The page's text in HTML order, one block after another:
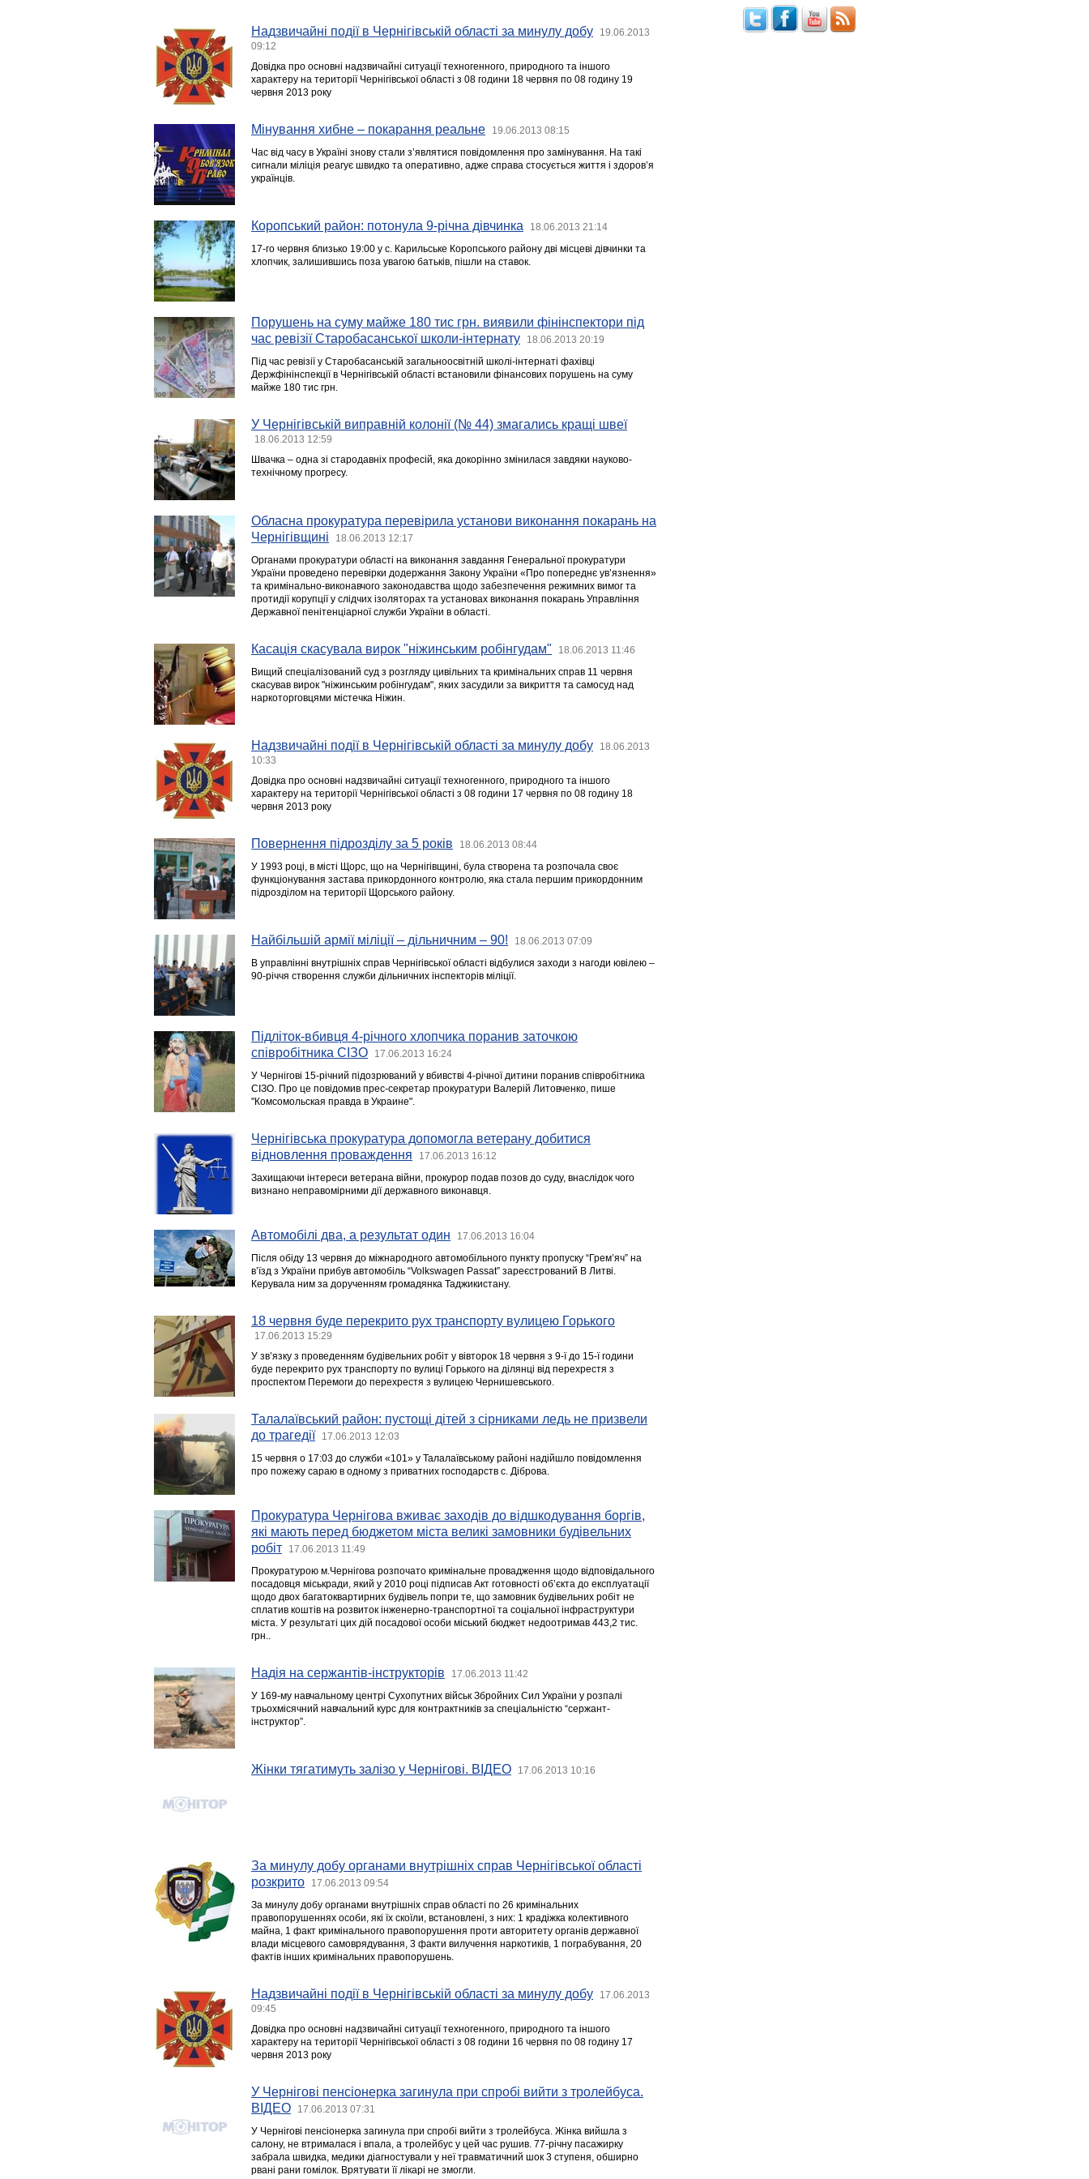
Надзвичайні події в Чернігівській області за минулу добу
19.06.2013
09:12
Довідка про основні надзвичайні ситуації техногенного, природного та іншого
характеру на території Чернігівської області з 08 години 18 червня по 08 годину 19
червня 2013 року
Мінування хибне – покарання реальне 19.06.2013 08:15
Час від часу в Україні знову стали з’являтися повідомлення про замінування. На такі
сигнали міліція реагує швидко та оперативно, адже справа стосується життя і здоров’я
українців.
Коропський район: потонула 9-річна дівчинка 18.06.2013 21:14
17-го червня близько 19:00 у с. Карильське Коропського району дві місцеві дівчинки та
хлопчик, залишившись поза увагою батьків, пішли на ставок.
Порушень на суму майже 180 тис грн. виявили фінінспектори під
час ревізії Старобасанської школи-інтернату
18.06.2013 20:19
Під час ревізії у Старобасанській загальноосвітній школі-інтернаті фахівці
Держфінінспекції в Чернігівській області встановили фінансових порушень на суму
майже 180 тис грн.
У Чернігівській виправній колонії (№ 44) змагались кращі швеї
18.06.2013 12:59
Швачка – одна зі стародавніх професій, яка докорінно змінилася завдяки науково-
технічному прогресу.
Обласна прокуратура перевірила установи виконання покарань на
Чернігівщині
18.06.2013 12:17
Органами прокуратури області на виконання завдання Генеральної прокуратури
України проведено перевірки додержання Закону України «Про попереднє ув’язнення»
та кримінально-виконавчого законодавства щодо забезпечення режимних вимог та
протидії корупції у слідчих ізоляторах та установах виконання покарань Управління
Державної пенітенціарної служби України в області.
Касація скасувала вирок "ніжинським робінгудам" 18.06.2013 11:46
Вищий спеціалізований суд з розгляду цивільних та кримінальних справ 11 червня
скасував вирок "ніжинським робінгудам", яких засудили за викриття та самосуд над
наркоторговцями містечка Ніжин.
Надзвичайні події в Чернігівській області за минулу добу
18.06.2013
10:33
Довідка про основні надзвичайні ситуації техногенного, природного та іншого
характеру на території Чернігівської області з 08 години 17 червня по 08 годину 18
червня 2013 року
Повернення підрозділу за 5 років 18.06.2013 08:44
У 1993 році, в місті Щорс, що на Чернігівщині, була створена та розпочала своє
функціонування застава прикордонного контролю, яка стала першим прикордонним
підрозділом на території Щорського району.
Найбільшій армії міліції – дільничним – 90! 18.06.2013 07:09
В управлінні внутрішніх справ Чернігівської області відбулися заходи з нагоди ювілею –
90-річчя створення служби дільничних інспекторів міліції.
Підліток-вбивця 4-річного хлопчика поранив заточкою
співробітника СІЗО
17.06.2013 16:24
У Чернігові 15-річний підозрюваний у вбивстві 4-річної дитини поранив співробітника
СІЗО. Про це повідомив прес-секретар прокуратури Валерій Литовченко, пише
"Комсомольская правда в Украине".
Чернігівська прокуратура допомогла ветерану добитися
відновлення проваждення
17.06.2013 16:12
Захищаючи інтереси ветерана війни, прокурор подав позов до суду, внаслідок чого
визнано неправомірними дії державного виконавця.
Автомобілі два, а результат один 17.06.2013 16:04
Після обіду 13 червня до міжнародного автомобільного пункту пропуску “Грем’яч” на
в’їзд з України прибув автомобіль “Volkswagen Passat” зареєстрований В Литві.
Керувала ним за дорученням громадянка Таджикистану.
18 червня буде перекрито рух транспорту вулицею Горького
17.06.2013 15:29
У зв’язку з проведенням будівельних робіт у вівторок 18 червня з 9-ї до 15-ї години
буде перекрито рух транспорту по вулиці Горького на ділянці від перехрестя з
проспектом Перемоги до перехрестя з вулицею Чернишевського.
Талалаївський район: пустощі дітей з сірниками ледь не призвели
до трагедії
17.06.2013 12:03
15 червня о 17:03 до служби «101» у Талалаївському районі надійшло повідомлення
про пожежу сараю в одному з приватних господарств с. Діброва.
Прокуратура Чернігова вживає заходів до відшкодування боргів,
які мають перед бюджетом міста великі замовники будівельних
робіт
17.06.2013 11:49
Прокуратурою м.Чернігова розпочато кримінальне провадження щодо відповідального
посадовця міськради, який у 2010 році підписав Акт готовності об’єкта до експлуатації
щодо двох багатоквартирних будівель попри те, що замовник будівельних робіт не
сплатив коштів на розвиток інженерно-транспортної та соціальної інфраструктури
міста. У результаті цих дій посадової особи міський бюджет недоотримав 443,2 тис.
грн..
Надія на сержантів-інструкторів 17.06.2013 11:42
У 169-му навчальному центрі Сухопутних військ Збройних Сил України у розпалі
трьохмісячний навчальний курс для контрактників за спеціальністю “сержант-
інструктор”.
Жінки тягатимуть залізо у Чернігові. ВІДЕО 17.06.2013 10:16
За минулу добу органами внутрішніх справ Чернігівської області
розкрито
17.06.2013 09:54
За минулу добу органами внутрішніх справ області по 26 кримінальних
правопорушеннях особи, які їх скоїли, встановлені, з них: 1 крадіжка колективного
майна, 1 факт кримінального правопорушення проти авторитету органів державної
влади місцевого самоврядування, 3 факти вилучення наркотиків, 1 пограбування, 20
фактів інших кримінальних правопорушень.
Надзвичайні події в Чернігівській області за минулу добу
17.06.2013
09:45
Довідка про основні надзвичайні ситуації техногенного, природного та іншого
характеру на території Чернігівської області з 08 години 16 червня по 08 годину 17
червня 2013 року
У Чернігові пенсіонерка загинула при спробі вийти з тролейбуса.
ВІДЕО
17.06.2013 07:31
У Чернігові пенсіонерка загинула при спробі вийти з тролейбуса. Жінка вийшла з
салону, не втрималася і впала, а тролейбус у цей час рушив. 77-річну пасажирку
забрала швидка, медики діагностували у неї травматичний шок 3 ступеня, обширно
рвані рани гомілок. Врятувати її лікарі не змогли.